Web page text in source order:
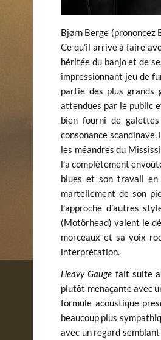
Bjørn Berge (prononcez
Ce qu’il arrive à faire
héritée du banjo et de
impressionnant jeu de
partie des plus grands
attendues par le public
bien fourni de
consonance
les méandres du
l’a complètement
blues et son travail en
martellement de son
l’approche d’autres
(Motörhead) valent le
morceaux et sa voix
interprétation.
Heavy Gauge fait suite
plutôt menaçante avec
formule acoustique
beaucoup plus
avec un regard